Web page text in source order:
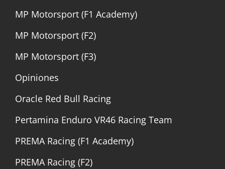
MP Motorsport (F1 Academy)
MP Motorsport (F2)
MP Motorsport (F3)
Opiniones
Oracle Red Bull Racing
Pertamina Enduro VR46 Racing Team
PREMA Racing (F1 Academy)
PREMA Racing (F2)